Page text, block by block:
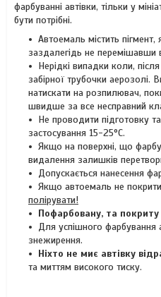
фарбуванні автівки, тільки у
бути потрібні.
Автоемаль містить
заздалегідь не перемішавши
Нерідкі випадки коли,
забірної трубочки
натискати на розпилювач,
швидше за все несправний
Не проводити підготовку
застосування 15-25°C.
Якщо на поверхні, що
видалення залишків
Допускається нанесення
Якщо автоемаль не
полірувати!
Пофарбовану, та
Для успішного фарбування
знежирення.
Ніхто не миє автівку
та миттям високого тиску.